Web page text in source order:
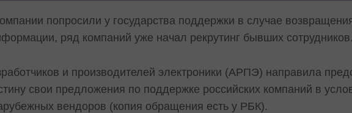
попросили у государства поддержки в случае
ряд компаний уже начал рекрутинг бывших сотрудников.
и производителей электроники (АРПЭ) направила
свои предложения по поддержке российских компаний в
вендоров (копия обращения есть у РБК).